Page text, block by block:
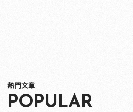
熱門文章
POPULAR